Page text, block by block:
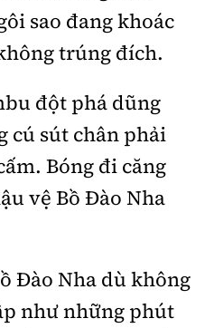
sao đang khoác
trúng đích.
đột phá dũng
cú sút chân phải
Bóng đi căng
vệ Bồ Đào Nha
Đào Nha dù không
như những phút